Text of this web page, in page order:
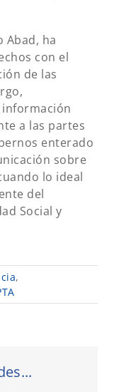
Abad, ha
con el
de las
a las partes
enterado
sobre
lo ideal
del
Social y
,